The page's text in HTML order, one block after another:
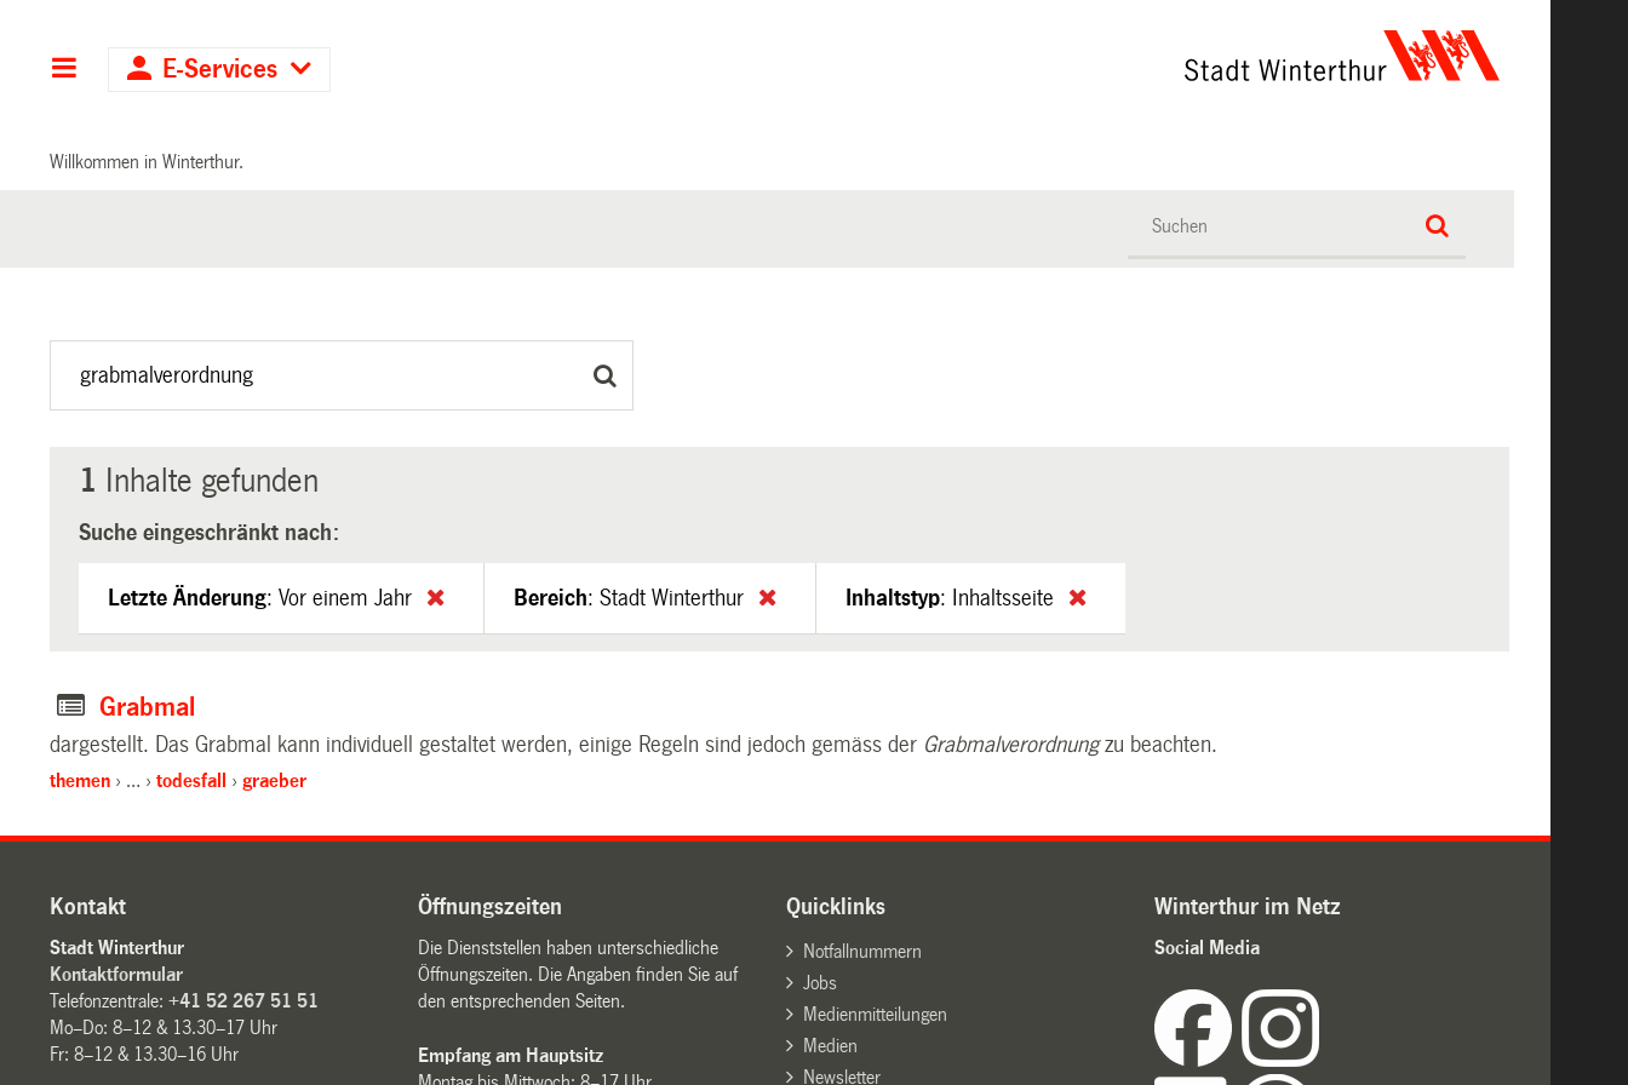
Hauptnavigation
E-Services
Willkommen in Winterthur.
1 Inhalte gefunden
Suche eingeschränkt nach:
Letzte Änderung:Vor einem Jahr Bereich:Stadt Winterthur Inhaltstyp: Inhaltsseite
Grabmal
dargestellt. Das Grabmal kann individuell gestaltet werden, einige Regeln sind jedoch gemäss der Grabmalverordnungzu beachten.
themen … todesfall graeber
Kontakt
Stadt Winterthur
Kontaktformular
Telefonzentrale:+41 52 267 51 51
Mo–Do: 8–12 & 13.30–17 Uhr
Fr: 8–12 & 13.30–16 Uhr
Öffnungszeiten
Die Dienststellen haben unterschiedliche
Öffnungszeiten. Die Angaben finden Sie auf
den entsprechenden Seiten.
Empfang am Hauptsitz
Quicklinks
Notfallnummern
Jobs
Medienmitteilungen
Medien
Newsletter
Winterthur im Netz
Social Media